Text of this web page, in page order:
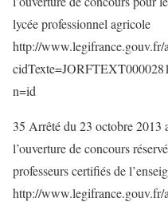
lycée professionnel agricole
http://www.legifrance.gouv.fr/
n=id
35 Arrêté du 23 octobre 2013
l’ouverture de concours
professeurs certifiés de
http://www.legifrance.gouv.fr/